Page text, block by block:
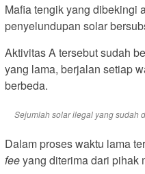
Mafia tengik yang dibekingi
penyelundupan solar
Aktivitas A tersebut sudah
yang lama, berjalan setiap
berbeda.
Sejumlah solar ilegal yang sudah
Dalam proses waktu lama
feeyang diterima dari pihak